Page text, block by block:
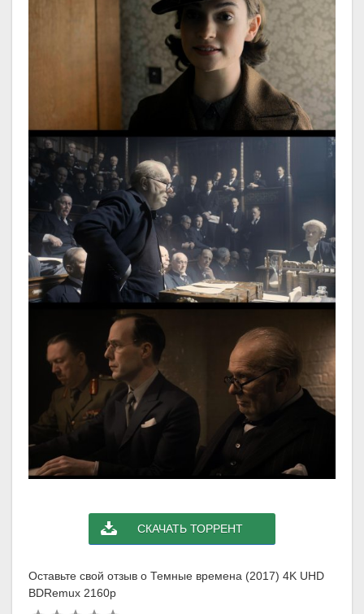
СКАЧАТЬ ТОРРЕНТ
Оставьте свой отзыв о Темные времена (2017) 4K UHD
BDRemux 2160p